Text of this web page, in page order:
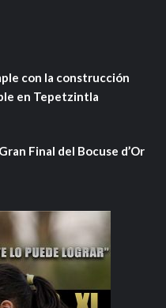
con la construcción
en Tepetzintla
Final del Bocuse d’Or